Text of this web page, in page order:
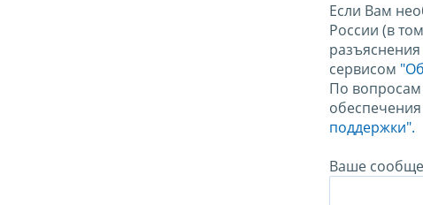
Если Вам
России (в
сервисом
По
поддержки".
Ваше